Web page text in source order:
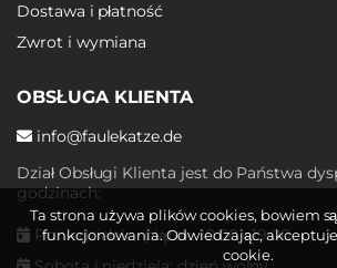
Dostawa i płatność
Zwrot i wymiana
OBSŁUGA KLIENTA
info@faulekatze.de
Dział Obsługi Klienta jest do Państwa
godzinach:
Poniedziałek - piątek: 10:00 - 19:00
Ta strona używa plików cookies, bowiem
funkcjonowania. Odwiedzając,
cookie.